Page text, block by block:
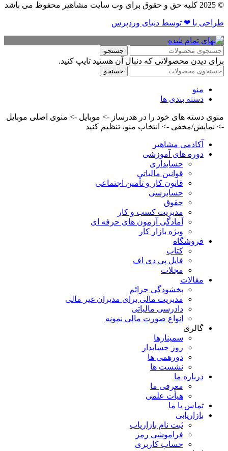
© 2025 کلیه حق و حقوق برای وب سایت مشاهیر محفوظ می باشد
طراحی با ❤ توسط​ دنیای وردپرس
جستجو
برای دیدن محصولاتی که دنبال آن هستید تایپ کنید.
جستجو
منو
دسته بندی ها
منوی دسته های خود را در هدرساز -> موبایل -> منوی اصلی موبایل
-> نمایش/مخفی -> انتخاب منو، تنظیم کنید
آکادمی مشاهیر
دوره های آموزشی
حسابداری
قوانین مالیاتی
قانون کار و تأمین اجتماعی
حسابرسی
حقوق
مدیریت کسب و کار
آمادگی آزمون های حرفه ای
ویژه بازار کار
فروشگاه
کتاب
فایل پی دی اف
مجلات
مقالات
بخشودگی جرائم
مدیریت مالی برای مدیران غیر مالی
دادرسی مالیاتی
انواع صورت مالی نمونه
گالری
سمینارها
روز حسابدار
دورهمی ها
نشست ها
درباره ما
معرفی ما
هیأت علمی
تماس با ما
بازاریابی
ثبت نام بازاریاب
فراموشی رمز
حساب کاربری